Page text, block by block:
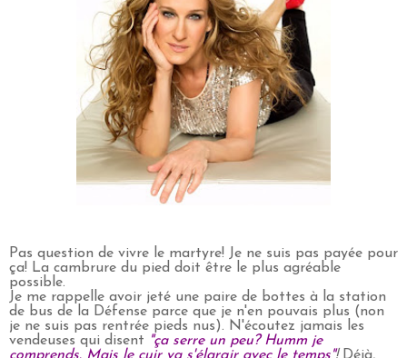
Pas question de vivre le martyre! Je ne suis pas payée pour
ça! La cambrure du pied doit être le plus agréable
possible.
Je me rappelle avoir jeté une paire de bottes à la station
de bus de la Défense parce que je n'en pouvais plus (non
je ne suis pas rentrée pieds nus). N'écoutez jamais les
vendeuses qui disent "ça serre un peu? Humm je